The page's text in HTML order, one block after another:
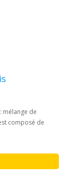
mélange de
composé de